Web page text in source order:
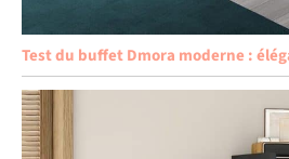
Test du buffet Dmora moderne :